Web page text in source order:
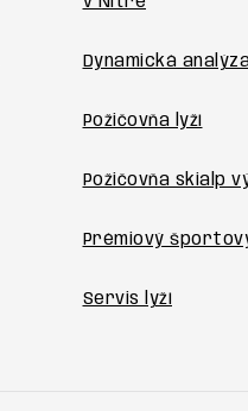
Dynamická
Požičovňa lyží
Požičovňa skialp
Prémiový
Servis lyží